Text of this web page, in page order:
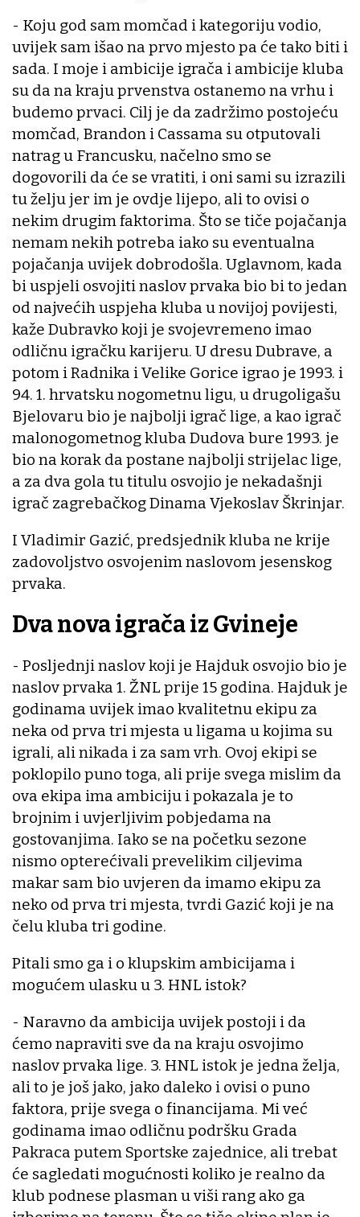
- Koju god sam momčad i kategoriju vodio,
uvijek sam išao na prvo mjesto pa će tako biti i
sada. I moje i ambicije igrača i ambicije kluba
su da na kraju prvenstva ostanemo na vrhu i
budemo prvaci. Cilj je da zadržimo postojeću
momčad, Brandon i Cassama su otputovali
natrag u Francusku, načelno smo se
dogovorili da će se vratiti, i oni sami su izrazili
tu želju jer im je ovdje lijepo, ali to ovisi o
nekim drugim faktorima. Što se tiče pojačanja
nemam nekih potreba iako su eventualna
pojačanja uvijek dobrodošla. Uglavnom, kada
bi uspjeli osvojiti naslov prvaka bio bi to jedan
od najvećih uspjeha kluba u novijoj povijesti,
kaže Dubravko koji je svojevremeno imao
odličnu igračku karijeru. U dresu Dubrave, a
potom i Radnika i Velike Gorice igrao je 1993. i
94. 1. hrvatsku nogometnu ligu, u drugoligašu
Bjelovaru bio je najbolji igrač lige, a kao igrač
malonogometnog kluba Dudova bure 1993. je
bio na korak da postane najbolji strijelac lige,
a za dva gola tu titulu osvojio je nekadašnji
igrač zagrebačkog Dinama Vjekoslav Škrinjar.
I Vladimir Gazić, predsjednik kluba ne krije
zadovoljstvo osvojenim naslovom jesenskog
prvaka.
Dva nova igrača iz Gvineje
- Posljednji naslov koji je Hajduk osvojio bio je
naslov prvaka 1. ŽNL prije 15 godina. Hajduk je
godinama uvijek imao kvalitetnu ekipu za
neka od prva tri mjesta u ligama u kojima su
igrali, ali nikada i za sam vrh. Ovoj ekipi se
poklopilo puno toga, ali prije svega mislim da
ova ekipa ima ambiciju i pokazala je to
brojnim i uvjerljivim pobjedama na
gostovanjima. Iako se na početku sezone
nismo opterećivali prevelikim ciljevima
makar sam bio uvjeren da imamo ekipu za
neko od prva tri mjesta, tvrdi Gazić koji je na
čelu kluba tri godine.
Pitali smo ga i o klupskim ambicijama i
mogućem ulasku u 3. HNL istok?
- Naravno da ambicija uvijek postoji i da
ćemo napraviti sve da na kraju osvojimo
naslov prvaka lige. 3. HNL istok je jedna želja,
ali to je još jako, jako daleko i ovisi o puno
faktora, prije svega o financijama. Mi već
godinama imao odličnu podršku Grada
Pakraca putem Sportske zajednice, ali trebat
će sagledati mogućnosti koliko je realno da
klub podnese plasman u viši rang ako ga